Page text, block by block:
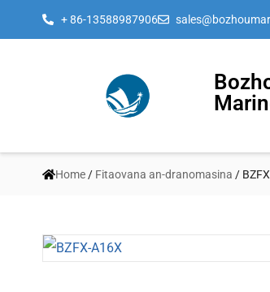
+ 86-13588987906
Home / Fitaovana an-dranomasina /